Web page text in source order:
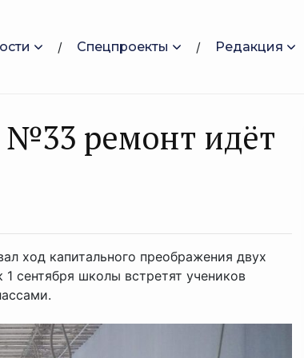
Спецпроекты Редакция
ремонт идёт
ход капитального преображения двух
сентября школы встретят учеников